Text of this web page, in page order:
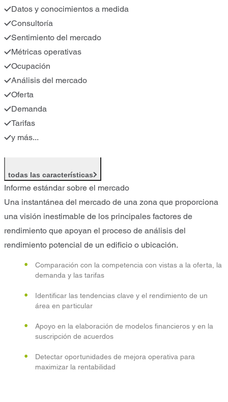
Datos y conocimientos a medida
Consultoría
Sentimiento del mercado
Métricas operativas
Ocupación
Análisis del mercado
Oferta
Demanda
Tarifas
y más...
todas las características
Informe estándar sobre el mercado
Una instantánea del mercado de una zona que proporciona
una visión inestimable de los principales factores de
rendimiento que apoyan el proceso de análisis del
rendimiento potencial de un edificio o ubicación.
Comparación con la competencia con vistas a la oferta, la
demanda y las tarifas
Identificar las tendencias clave y el rendimiento de un
área en particular
Apoyo en la elaboración de modelos financieros y en la
suscripción de acuerdos
Detectar oportunidades de mejora operativa para
maximizar la rentabilidad